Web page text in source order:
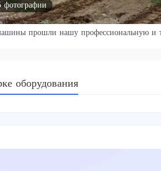
фотографии
прошли нашу профессиональную и
оборудования